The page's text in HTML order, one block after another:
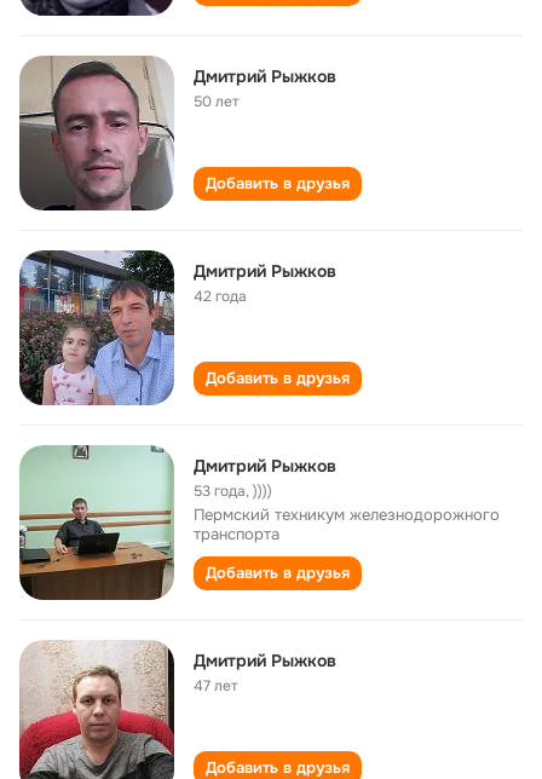
Дмитрий Рыжков
50 лет
Добавить в друзья
Дмитрий Рыжков
42 года
Добавить в друзья
Дмитрий Рыжков
53 года,))))
Пермский техникум железнодорожного
транспорта
Добавить в друзья
Дмитрий Рыжков
47 лет
Добавить в друзья